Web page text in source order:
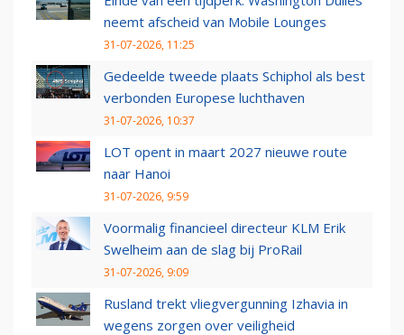
neemt afscheid van Mobile Lounges
31-07-2026, 11:25
Gedeelde tweede plaats Schiphol als best
verbonden Europese luchthaven
31-07-2026, 10:37
LOT opent in maart 2027 nieuwe route
naar Hanoi
31-07-2026, 9:59
Voormalig financieel directeur KLM Erik
Swelheim aan de slag bij ProRail
31-07-2026, 9:09
Rusland trekt vliegvergunning Izhavia in
wegens zorgen over veiligheid